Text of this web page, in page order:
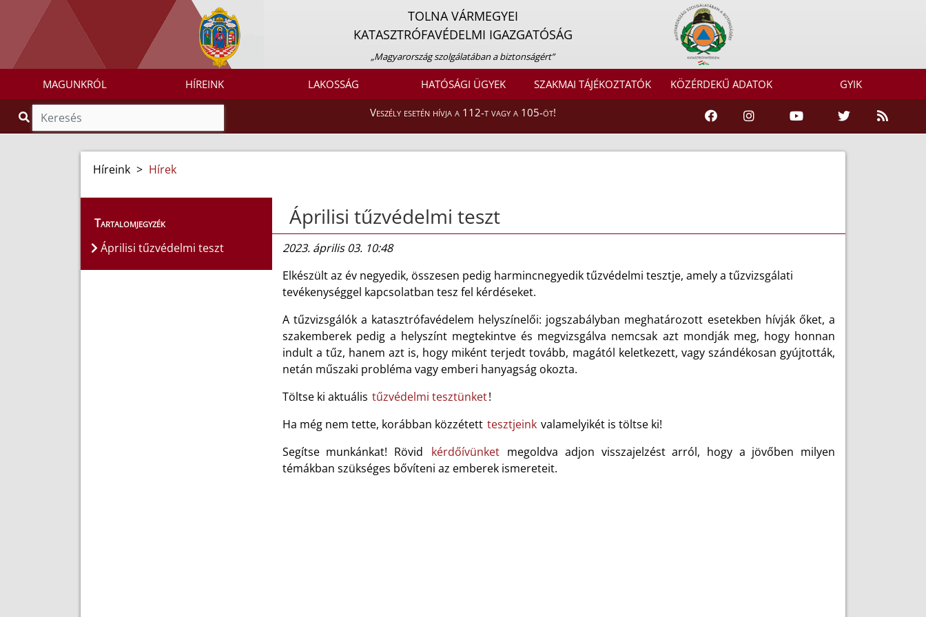
TOLNA VÁRMEGYEI
KATASZTRÓFAVÉDELMI IGAZGATÓSÁG
„Magyarország szolgálatában a biztonságért”
MAGUNKRÓL HÍREINK LAKOSSÁG HATÓSÁGI ÜGYEK SZAKMAI TÁJÉKOZTATÓK KÖZÉRDEKŰ ADATOK GYIK
Veszély esetén hívja a 112-t vagy a 105-öt!
Híreink > Hírek
Tartalomjegyzék
Áprilisi tűzvédelmi teszt
Áprilisi tűzvédelmi teszt
2023. április 03. 10:48
Elkészült az év negyedik, összesen pedig harmincnegyedik tűzvédelmi tesztje, amely a tűzvizsgálati
tevékenységgel kapcsolatban tesz fel kérdéseket.
A tűzvizsgálók a katasztrófavédelem helyszínelői: jogszabályban meghatározott esetekben hívják őket, a
szakemberek pedig a helyszínt megtekintve és megvizsgálva nemcsak azt mondják meg, hogy honnan
indult a tűz, hanem azt is, hogy miként terjedt tovább, magától keletkezett, vagy szándékosan gyújtották,
netán műszaki probléma vagy emberi hanyagság okozta.
Töltse ki aktuális tűzvédelmi tesztünket!
Ha még nem tette, korábban közzétett tesztjeink valamelyikét is töltse ki!
Segítse munkánkat! Rövid
kérdőívünket megoldva adjon visszajelzést arról, hogy a jövőben milyen
témákban szükséges bővíteni az emberek ismereteit.